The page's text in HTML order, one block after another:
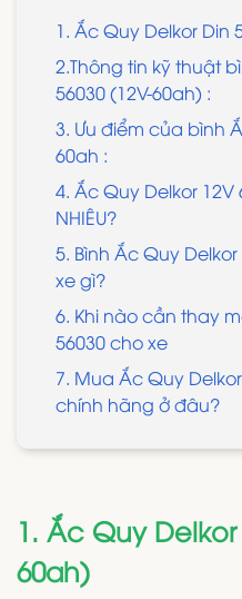
1. Ắc Quy Delkor Din
2.Thông tin kỹ thuật
56030 (12V-60ah) :
3. Ưu điểm của bình
60ah :
4. Ắc Quy Delkor
NHIÊU?
5. Bình Ắc Quy
xe gì?
6. Khi nào cần thay
56030 cho xe
7. Mua Ắc Quy
chính hãng ở đâu?
1. Ắc Quy Delkor
60ah)